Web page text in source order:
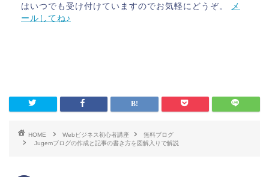
はいつでも受け付けていますのでお気軽にどうぞ。
メ
ールしてね♪
HOME Webビジネス初心者講座
無料ブログ
Jugemブログの作成と記事の書き方を図解入りで解説